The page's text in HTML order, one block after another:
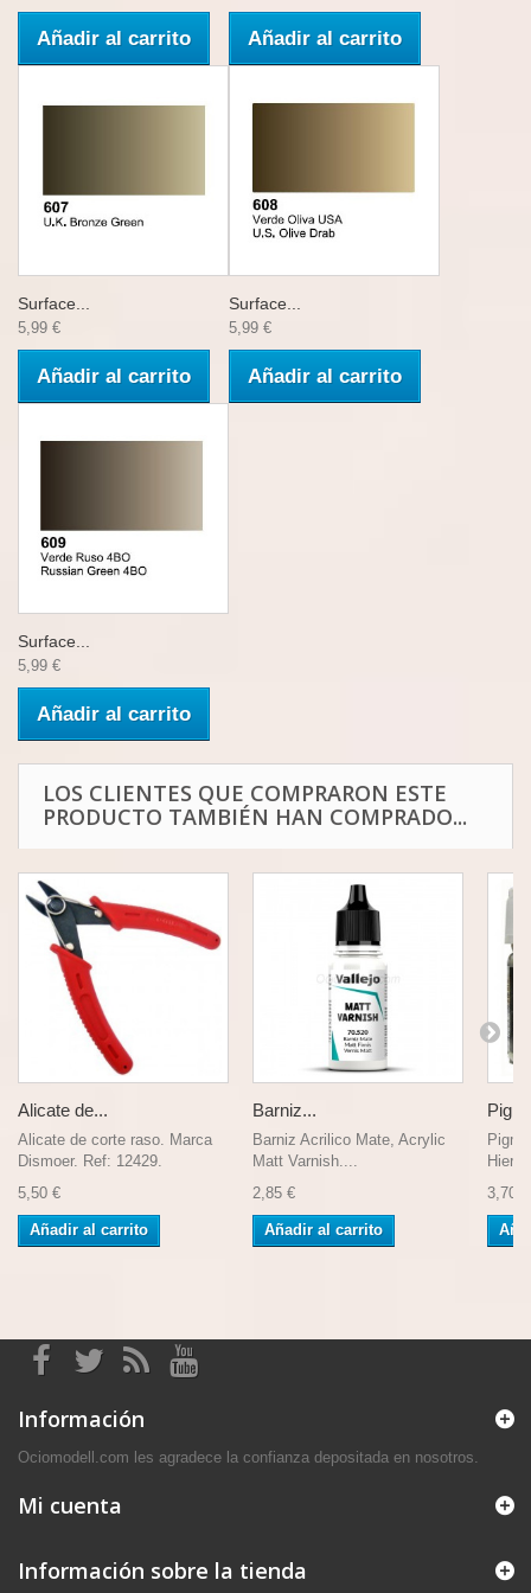
Añadir al carrito Añadir al carrito
Surface...
5,99 €
Añadir al carrito
Surface...
5,99 €
Añadir al carrito
Surface...
5,99 €
Añadir al carrito
LOS CLIENTES QUE COMPRARON ESTE
PRODUCTO TAMBIÉN HAN COMPRADO...
Alicate de...
Alicate de corte raso. Marca
Dismoer. Ref: 12429.
5,50 €
Añadir al carrito
Barniz...
Barniz Acrilico Mate, Acrylic
Matt Varnish....
2,85 €
Añadir al carrito
3,70 €
Información
Ociomodell.com les agradece la confianza depositada en nosotros.
Mi cuenta
Información sobre la tienda